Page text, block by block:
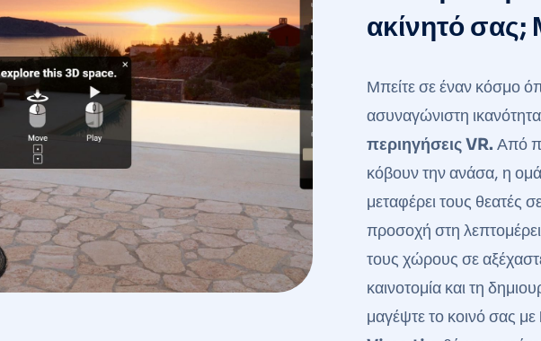
ακίνητό
Μπείτε σε έναν κόσμο
ασυναγώνιστη
περιηγήσεις VR. Από
κόβουν την ανάσα, η
μεταφέρει τους θεατές
προσοχή στη
τους χώρους σε
καινοτομία και τη
μαγέψτε το κοινό σας με